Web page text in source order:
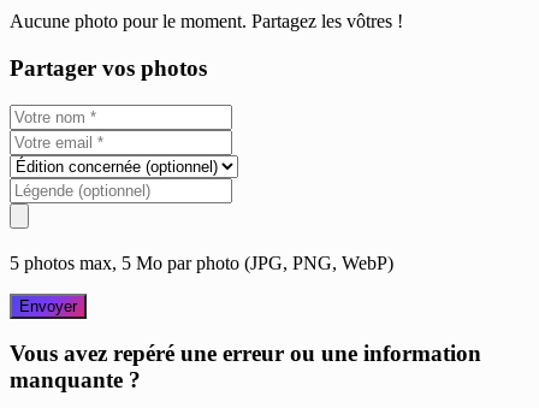
Aucune photo pour le moment. Partagez les vôtres !
Partager vos photos
5 photos max, 5 Mo par photo (JPG, PNG, WebP)
Envoyer
Vous avez repéré une erreur ou une information
manquante ?